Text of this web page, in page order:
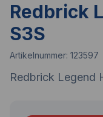
Redbrick
S3S
Artikelnummer: 123597
Redbrick Legend